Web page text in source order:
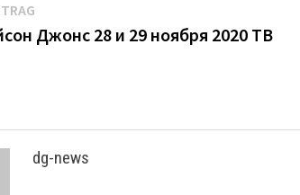
Beitrag:
Джонс 28 и 29 ноября 2020 ТВ
dg-news